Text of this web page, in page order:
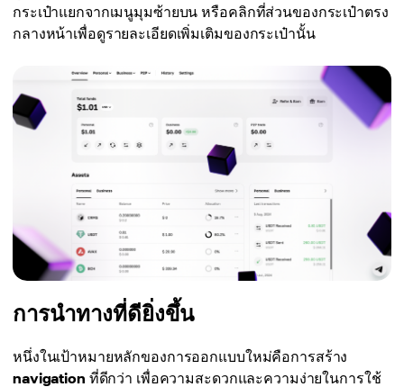
กระเป๋าแยกจากเมนูมุมซ้ายบน หรือคลิกที่ส่วนของกระเป๋าตรง
กลางหน้าเพื่อดูรายละเอียดเพิ่มเติมของกระเป๋านั้น
การนำทางที่ดียิ่งขึ้น
หนึ่งในเป้าหมายหลักของการออกแบบใหม่คือการสร้าง
navigation ที่ดีกว่า เพื่อความสะดวกและความง่ายในการใช้